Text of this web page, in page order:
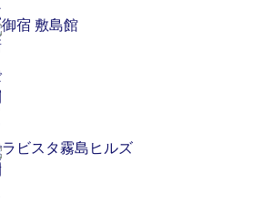
御宿 敷島館
ラビスタ霧島ヒルズ